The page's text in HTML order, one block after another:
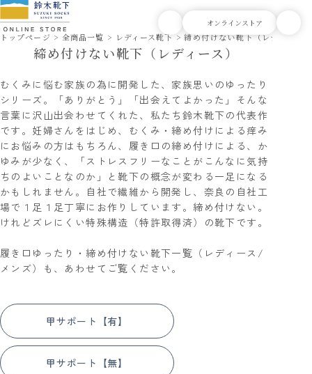
トップページ 全商品一覧 レディース靴下 締め付けない靴下（レディース）
締め付けない靴下（レディース）
むくみに悩む家族の為に開発した、家族思いのゆったり
シリーズ。「ありがとう」「出会えてよかった」そんな
言葉に沢山出会わせてくれた、私たち鈴木靴下の代表作
です。妊婦さんをはじめ、むくみ・締め付けによる痒み
にお悩みの方はもちろん、履き口の締め付けによる、か
ゆみが少なく、「ストレスフリーなことがこんなに気持
ちのよいことなのか」と靴下の概念が変わる一足になる
かもしれません。自社で繊維から開発し、奈良の自社工
場で１足１足丁寧にお作りしています。締め付けない。
けれどズレにくい特殊構造（特許取得済）の靴下です。
履き口ゆったり・締め付けない靴下一覧（レディース/
メンズ）
も、あわせてご覧ください。
甲サポート【有】
甲サポート【無】